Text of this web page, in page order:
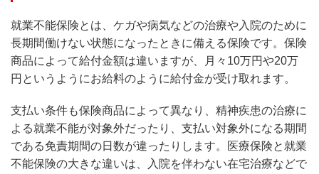
就業不能保険とは、ケガや病気などの治療や入院のために
長期間働けない状態になったときに備える保険です。保険
商品によって給付金額は違いますが、月々10万円や20万
円というようにお給料のように給付金が受け取れます。
支払い条件も保険商品によって異なり、精神疾患の治療に
よる就業不能が対象外だったり、支払い対象外になる期間
である免責期間の日数が違ったりします。医療保険と就業
不能保険の大きな違いは、入院を伴わない在宅治療などで